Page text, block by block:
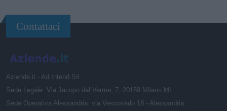
Contattaci
Aziende.it - Ad Intend Srl
Sede Legale: Via Jacopo dal Verme, 7, 20159 Milano MI
Sede Operativa Alessandria: via Vescovado 18 - Alessandria